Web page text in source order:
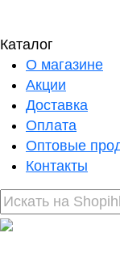
Каталог
О магазине
Акции
Доставка
Оплата
Оптовые
Контакты